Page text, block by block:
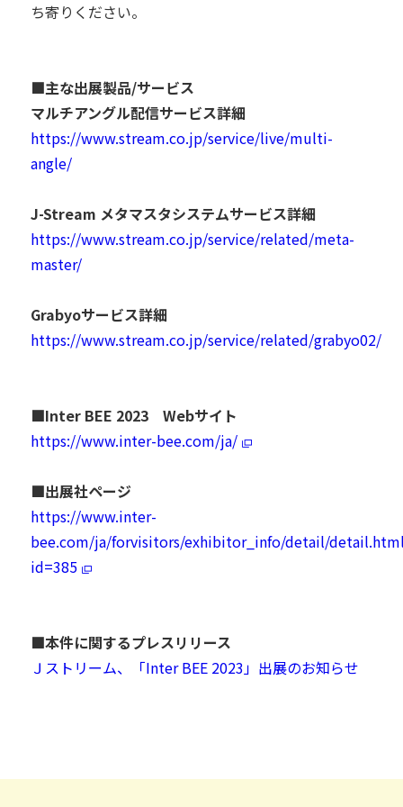
ち寄りください。
■主な出展製品/サービス
マルチアングル配信サービス詳細
https://www.stream.co.jp/service/live/multi-
angle/
J-Stream メタマスタシステムサービス詳細
https://www.stream.co.jp/service/related/meta-
master/
Grabyoサービス詳細
https://www.stream.co.jp/service/related/grabyo02/
■Inter BEE 2023 Webサイト
https://www.inter-bee.com/ja/
■出展社ページ
https://www.inter-
bee.com/ja/forvisitors/exhibitor_info/detail/
id=385
■本件に関するプレスリリース
Ｊストリーム、「Inter BEE 2023」出展のお知らせ